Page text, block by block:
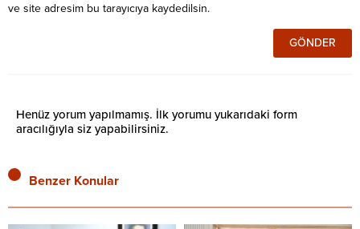
ve site adresim bu tarayıcıya kaydedilsin.
Henüz yorum yapılmamış. İlk yorumu yukarıdaki form
aracılığıyla siz yapabilirsiniz.
Benzer Konular